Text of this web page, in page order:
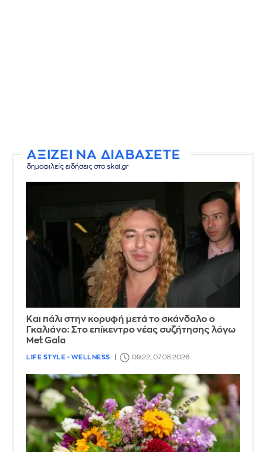
ΑΞΙΖΕΙ ΝΑ ΔΙΑΒΑΣΕΤΕ
δημοφιλείς ειδήσεις στο skai.gr
Και πάλι στην κορυφή μετά το σκάνδαλο ο
Γκαλιάνο: Στο επίκεντρο νέας συζήτησης λόγω
Met Gala
LIFE STYLE - WELLNESS 09:22, 07.08.2026